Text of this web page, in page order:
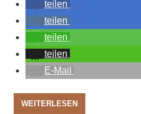
teilen
teilen
teilen
teilen
E-Mail
WEITERLESEN